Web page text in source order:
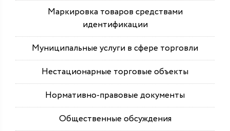
Маркировка товаров средствами
идентификации
Муниципальные услуги в сфере торговли
Нестационарные торговые объекты
Нормативно-правовые документы
Общественные обсуждения